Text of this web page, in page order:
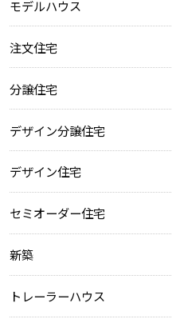
モデルハウス
注文住宅
分譲住宅
デザイン分譲住宅
デザイン住宅
セミオーダー住宅
新築
トレーラーハウス